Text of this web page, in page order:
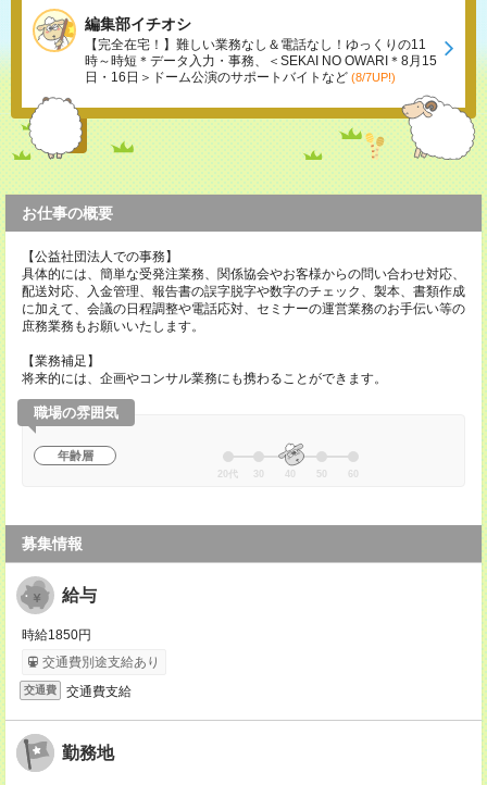
編集部イチオシ
【完全在宅！】難しい業務なし＆電話なし！ゆっくりの11
時～時短＊データ入力・事務、＜SEKAI NO OWARI＊8月15
日・16日＞ドーム公演のサポートバイトなど (8/7UP!)
お仕事の概要
【公益社団法人での事務】
具体的には、簡単な受発注業務、関係協会やお客様からの問い合わせ対応、
配送対応、入金管理、報告書の誤字脱字や数字のチェック、製本、書類作成
に加えて、会議の日程調整や電話応対、セミナーの運営業務のお手伝い等の
庶務業務もお願いいたします。
【業務補足】
将来的には、企画やコンサル業務にも携わることができます。
職場の雰囲気
年齢層
20代 30 40 50 60
募集情報
給与
時給1850円
交通費別途支給あり
交通費 交通費支給
勤務地